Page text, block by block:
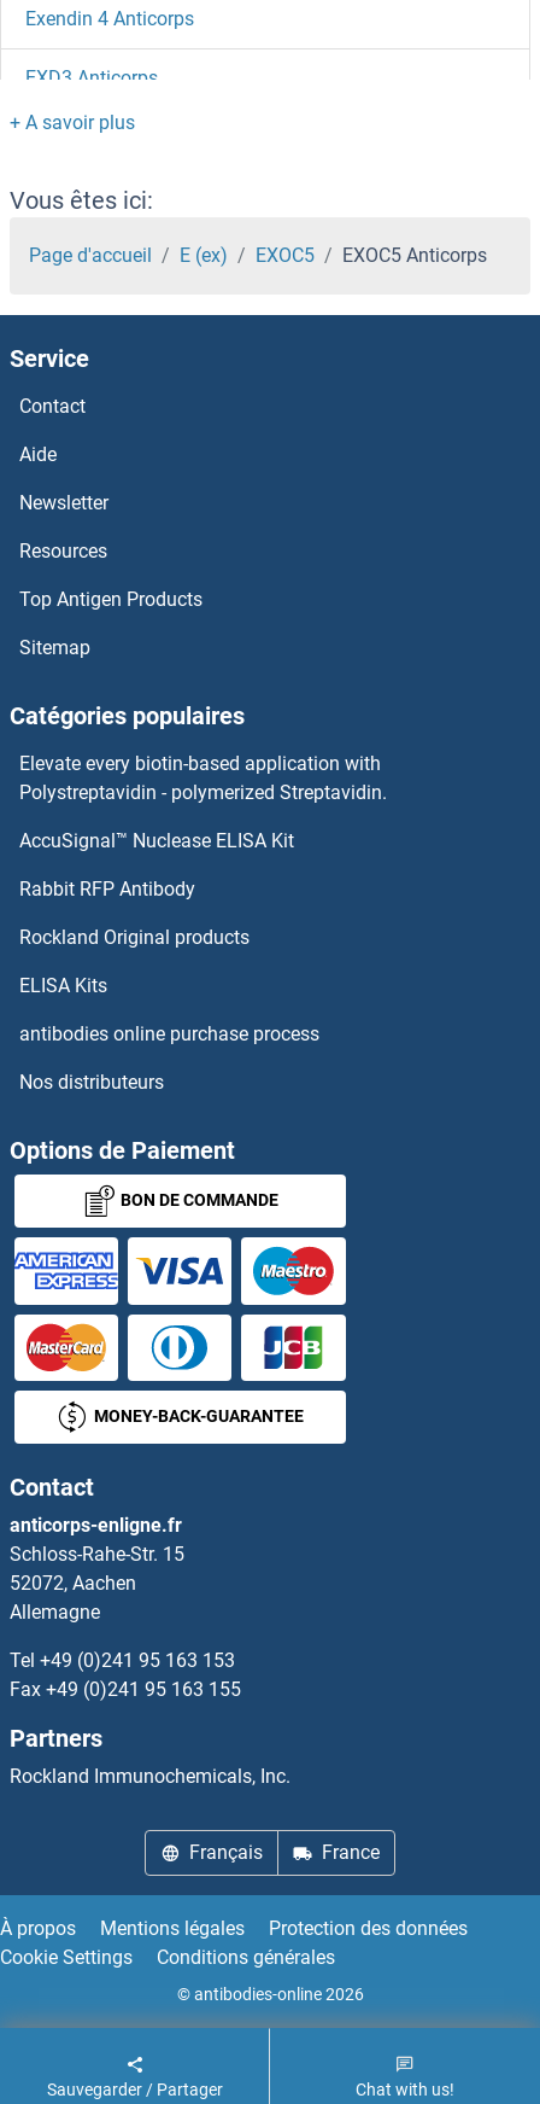
Exendin 4 Anticorps
EXD3 Anticorps
EXD1 Anticorps
EWSR1 Anticorps
EVX2 Anticorps
EVX1 Anticorps
EVL Anticorps
EVI5 Anticorps
EVI2B Anticorps
EVI2A Anticorps
EVC Anticorps
EVA1C Anticorps
Eukaryotic Translation Initiation Factor 5A Anticorps
EXOC7 Anticorps
EXOC8 Anticorps
EXOG Anticorps
Exonuclease 1 Anticorps
Exophilin 5 Anticorps
EXOSC1 Anticorps
EXOSC10 Anticorps
EXOSC2 Anticorps
EXOSC3 Anticorps
EXOSC4 Anticorps
EXOSC5 Anticorps
EXOSC6 Anticorps
EXOSC7 Anticorps
EXOSC9 Anticorps
Exportin 2 Anticorps
Exportin 6 Anticorps
Vous êtes ici:
Page d'accueil E (ex) EXOC5 EXOC5 Anticorps
Service
Contact
Aide
Newsletter
Resources
Top Antigen Products
Sitemap
Catégories populaires
Elevate every biotin-based application with
Polystreptavidin - polymerized Streptavidin.
AccuSignal™ Nuclease ELISA Kit
Rabbit RFP Antibody
Rockland Original products
ELISA Kits
antibodies online purchase process
Nos distributeurs
Options de Paiement
BON DE COMMANDE
MONEY-BACK-GUARANTEE
Contact
anticorps-enligne.fr
Schloss-Rahe-Str. 15
52072, Aachen
Allemagne
Tel +49 (0)241 95 163 153
Fax +49 (0)241 95 163 155
Partners
Rockland Immunochemicals, Inc.
Français France
À propos Mentions légales
Protection des données
Cookie Settings
Conditions générales
© antibodies-online 2026
Sauvegarder / Partager Chat with us!